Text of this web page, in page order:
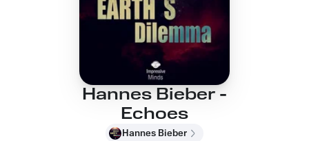
Hannes Bieber -
Echoes
Hannes Bieber